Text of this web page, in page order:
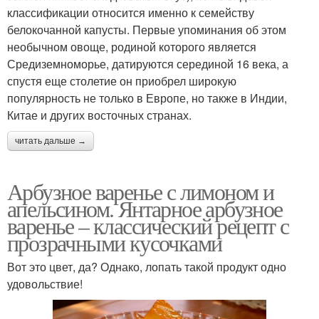
классификации относится именно к семейству
белокочанной капусты. Первые упоминания об этом
необычном овоще, родиной которого является
Средиземноморье, датируются серединой 16 века, а
спустя еще столетие он приобрел широкую
популярность не только в Европе, но также в Индии,
Китае и других восточных странах.
читать дальше →
Арбузное варенье с лимоном и
апельсином. Янтарное арбузное
варенье – классический рецепт с
прозрачными кусочками
Вот это цвет, да? Однако, лопать такой продукт одно
удовольствие!